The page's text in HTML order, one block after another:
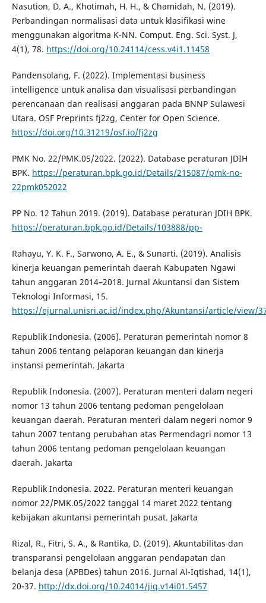
Nasution, D. A., Khotimah, H. H., & Chamidah, N. (2019).
Perbandingan normalisasi data untuk klasifikasi wine
menggunakan algoritma K-NN. Comput. Eng. Sci. Syst. J,
4(1), 78. https://doi.org/10.24114/cess.v4i1.11458
Pandensolang, F. (2022). Implementasi business
intelligence untuk analisa dan visualisasi perbandingan
perencanaan dan realisasi anggaran pada BNNP Sulawesi
Utara. OSF Preprints fj2zg, Center for Open Science.
https://doi.org/10.31219/osf.io/fj2zg
PMK No. 22/PMK.05/2022. (2022). Database peraturan JDIH
BPK. https://peraturan.bpk.go.id/Details/215087/pmk-no-
22pmk052022
PP No. 12 Tahun 2019. (2019). Database peraturan JDIH BPK.
https://peraturan.bpk.go.id/Details/103888/pp-
Rahayu, Y. K. F., Sarwono, A. E., & Sunarti. (2019). Analisis
kinerja keuangan pemerintah daerah Kabupaten Ngawi
tahun anggaran 2014–2018. Jurnal Akuntansi dan Sistem
Teknologi Informasi, 15.
https://ejurnal.unisri.ac.id/index.php/Akuntansi/article/view/
Republik Indonesia. (2006). Peraturan pemerintah nomor 8
tahun 2006 tentang pelaporan keuangan dan kinerja
instansi pemerintah. Jakarta
Republik Indonesia. (2007). Peraturan menteri dalam negeri
nomor 13 tahun 2006 tentang pedoman pengelolaan
keuangan daerah. Peraturan menteri dalam negeri nomor 9
tahun 2007 tentang perubahan atas Permendagri nomor 13
tahun 2006 tentang pedoman pengelolaan keuangan
daerah. Jakarta
Republik Indonesia. 2022. Peraturan menteri keuangan
nomor 22/PMK.05/2022 tanggal 14 maret 2022 tentang
kebijakan akuntansi pemerintah pusat. Jakarta
Rizal, R., Fitri, S. A., & Rantika, D. (2019). Akuntabilitas dan
transparansi pengelolaan anggaran pendapatan dan
belanja desa (APBDes) tahun 2016. Jurnal Al-Iqtishad, 14(1),
20-37. http://dx.doi.org/10.24014/jiq.v14i01.5457